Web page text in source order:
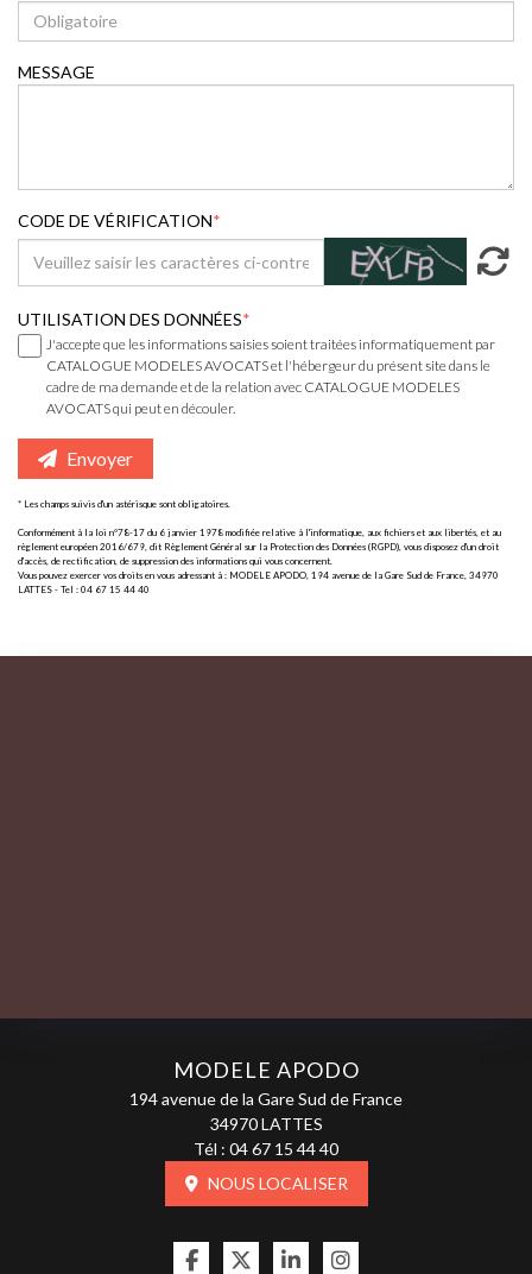
MESSAGE
CODE DE VÉRIFICATION
UTILISATION DES DONNÉES
J'accepte que les informations saisies soient traitées informatiquement par
CATALOGUE MODELES AVOCATS et l'hébergeur du présent site dans le
cadre de ma demande et de la relation avec CATALOGUE MODELES
AVOCATS qui peut en découler.
Envoyer
* Les champs suivis d'un astérisque sont obligatoires.
Conformément à la loi n°78-17 du 6 janvier 1978 modifiée relative à l'informatique, aux fichiers et aux libertés, et au
règlement européen 2016/679, dit Règlement Général sur la Protection des Données (RGPD), vous disposez d'un droit
d'accès, de rectification, de suppression des informations qui vous concernent.
Vous pouvez exercer vos droits en vous adressant à : MODELE APODO, 194 avenue de la Gare Sud de France, 34970
LATTES - Tel : 04 67 15 44 40
MODELE APODO
194 avenue de la Gare Sud de France
34970 LATTES
Tél : 04 67 15 44 40
NOUS LOCALISER